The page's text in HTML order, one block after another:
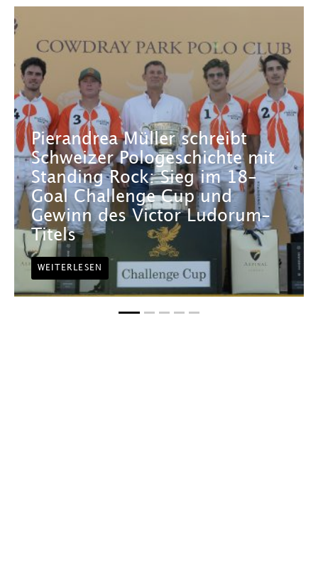
Pierandrea Müller schreibt
Schweizer Pologeschichte mit
Standing Rock: Sieg im 18-
Goal Challenge Cup und
Gewinn des Victor Ludorum-
Titels
WEITERLESEN